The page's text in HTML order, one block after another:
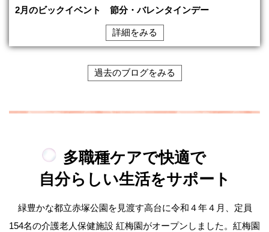
2月のビックイベント 節分・バレンタインデー
詳細をみる
過去のブログをみる
多職種ケアで快適で
自分らしい生活をサポート
緑豊かな都立赤塚公園を見渡す高台に令和４年４月、定員
154名の介護老人保健施設 紅梅園がオープンしました。紅梅園